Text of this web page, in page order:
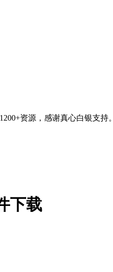
资源，感谢真心白银支持。
下载